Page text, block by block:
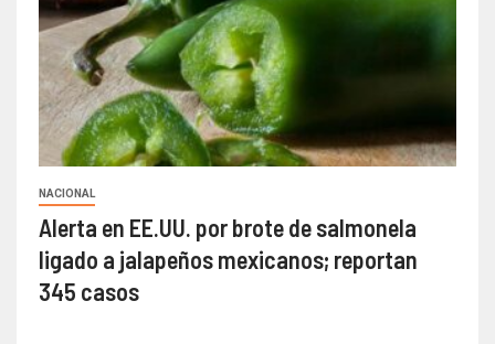
NACIONAL
Alerta en EE.UU. por brote de salmonela
ligado a jalapeños mexicanos; reportan
345 casos